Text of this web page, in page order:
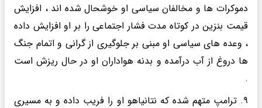
دموکرات ها و‌ مخالفان سیاسی او خوشحال شده اند ، افزایش
قیمت بنزین در کوتاه مدت فشار اجتماعی را بر او افزایش داده
، وعده های سیاسی او مبنی بر جلوگیری از گرانی و‌ اتمام جنگ
ها دروغ از آب درآمده و بدنه هواداران او در حال ریزش است
.
۹. ترامپ متهم شده که نتانیاهو او را فریب داده و به مسیری